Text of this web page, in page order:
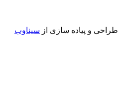
طراحی و پیاده سازی از سیناوب